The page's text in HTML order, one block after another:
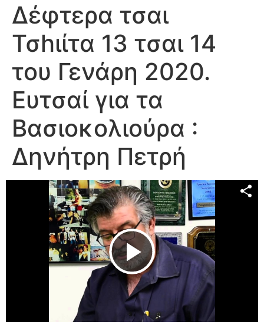
Δέφτερα τσαι
Τσhιίτα 13 τσαι 14
του Γενάρη 2020.
Ευτσαί για τα
Βασιοκολιούρα :
Δηνήτρη Πετρή
Play Video